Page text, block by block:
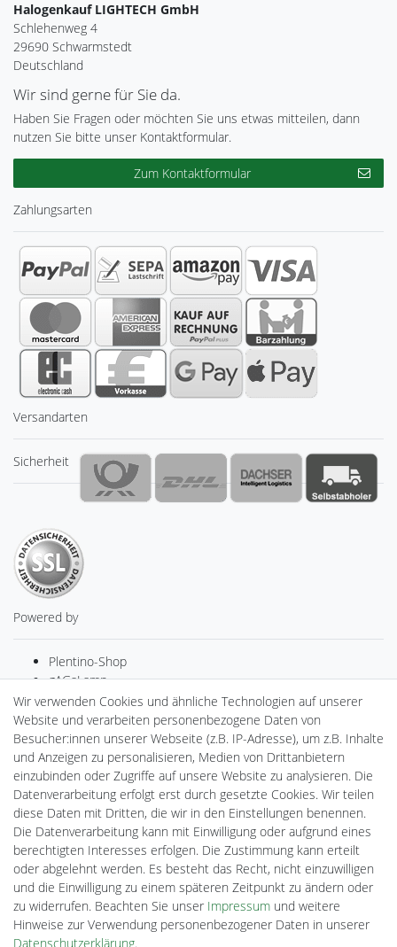
Halogenkauf LIGHTECH GmbH
Schlehenweg 4
29690 Schwarmstedt
Deutschland
Wir sind gerne für Sie da.
Haben Sie Fragen oder möchten Sie uns etwas mitteilen, dann
nutzen Sie bitte unser Kontaktformular.
Zum Kontaktformular
Zahlungsarten
Versandarten
Sicherheit
Powered by
Plentino-Shop
gAGaLamp
Drohnenstore24
MeinUSB
Batteriespeicher
PlentiSolar
Gebrauchtlicht
Ledkauf
DEYESOLAR
Lightech Connect
CardanLight Europe
FORTIMO LEDs
Cardanlight-Shop
Wallbox24
Wir verwenden Cookies und ähnliche Technologien auf unserer
Website und verarbeiten personenbezogene Daten von
Besucher:innen unserer Webseite (z.B. IP-Adresse), um z.B. Inhalte
und Anzeigen zu personalisieren, Medien von Drittanbietern
einzubinden oder Zugriffe auf unsere Website zu analysieren. Die
Datenverarbeitung erfolgt erst durch gesetzte Cookies. Wir teilen
diese Daten mit Dritten, die wir in den Einstellungen benennen.
Die Datenverarbeitung kann mit Einwilligung oder aufgrund eines
berechtigten Interesses erfolgen. Die Zustimmung kann erteilt
oder abgelehnt werden. Es besteht das Recht, nicht einzuwilligen
und die Einwilligung zu einem späteren Zeitpunkt zu ändern oder
zu widerrufen. Beachten Sie unser Impressum und weitere
Hinweise zur Verwendung personenbezogener Daten in unserer
Daten­schutz­erklärung.